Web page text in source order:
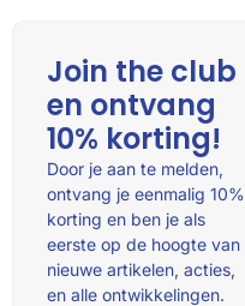
Join the club
en ontvang
10% korting!
Door je aan te melden,
ontvang je eenmalig 10%
korting en ben je als
eerste op de hoogte van
nieuwe artikelen, acties,
en alle ontwikkelingen.